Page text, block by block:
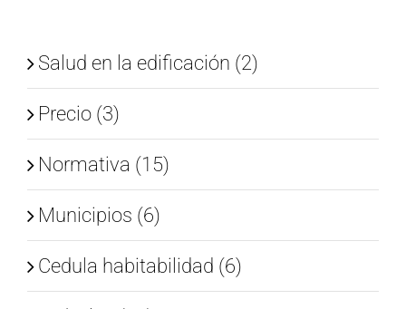
Salud en la edificación (2)
Precio (3)
Normativa (15)
Municipios (6)
Cedula habitabilidad (6)